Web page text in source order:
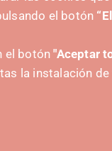
el botón
el botón"Aceptar
la instalación